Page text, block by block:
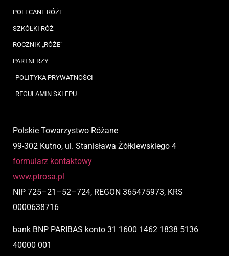
POLECANE RÓŻE
SZKÓŁKI RÓŻ
ROCZNIK „RÓŻE”
PARTNERZY
POLITYKA PRYWATNOŚCI
REGULAMIN SKLEPU
Polskie Towarzystwo Różane
99-302 Kutno, ul. Stanisława Żółkiewskiego 4
formularz kontaktowy
www.ptrosa.pl
NIP 725–21 –52–724, REGON 365475973, KRS
0000638716
bank BNP PARIBAS konto 31 1600 1462 1838 5136
40000 001